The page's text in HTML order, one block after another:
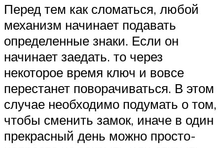
Перед тем как сломаться, любой
механизм начинает подавать
определенные знаки. Если он
начинает заедать. то через
некоторое время ключ и вовсе
перестанет поворачиваться. В этом
случае необходимо подумать о том,
чтобы сменить замок, иначе в один
прекрасный день можно просто-